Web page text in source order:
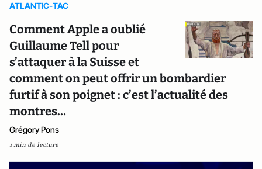
ATLANTIC-TAC
Comment Apple a oublié
Guillaume Tell pour
s’attaquer à la Suisse et
comment on peut offrir un bombardier
furtif à son poignet : c’est l’actualité des
montres…
Grégory Pons
1 min de lecture